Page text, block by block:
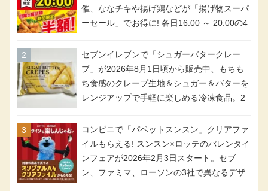
催、ななチキや揚げ鶏などが「揚げ物スーパ
ーセール」でお得に! 各日16:00 ～ 20:00の4
アメリカンドッグが税抜き69円!
セブンイレブンで「シュガーバタークレー
プ」が2026年8月1日頃から販売中、もちも
ち食感のクレープ生地＆シュガー＆バターを
レンジアップで手軽に楽しめる冷凍食品。2
コンビニで「パペットスンスン」クリアファ
イルもらえる! スンスン×ロッテのバレンタイ
ンフェアが2026年2月3日スタート。セブ
ン、ファミマ、ローソンの3社で異なるデザ